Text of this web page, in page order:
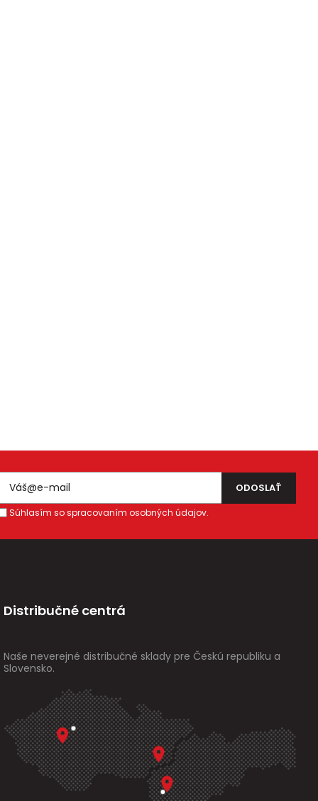
Súhlasím so spracovaním osobných údajov.
Distribučné centrá
Naše neverejné distribučné sklady pre Českú republiku a
Slovensko.